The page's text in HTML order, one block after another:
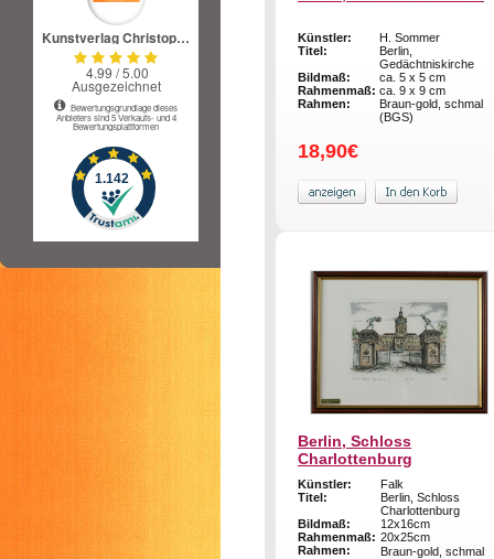
Künstler:
H. Sommer
Titel:
Berlin,
Gedächtniskirche
Bildmaß:
ca. 5 x 5 cm
Rahmenmaß: ca. 9 x 9 cm
Rahmen:
Braun-gold, schmal
(BGS)
18,90€
Berlin, Schloss
Charlottenburg
Künstler:
Falk
Titel:
Berlin, Schloss
Charlottenburg
Bildmaß:
12x16cm
Rahmenmaß: 20x25cm
Rahmen:
Braun-gold, schmal